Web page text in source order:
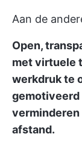
Aan de
Open,
met virtuele
werkdruk te
gemotiveerd
verminderen
afstand.